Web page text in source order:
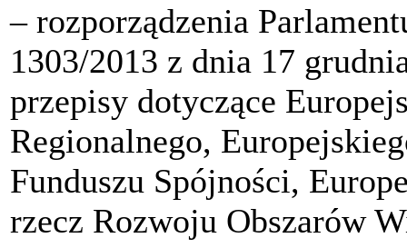
‒ rozporządzenia
1303/2013 z dnia 17
przepisy dotyczące
Regionalnego,
Funduszu Spójności,
rzecz Rozwoju Obszarów